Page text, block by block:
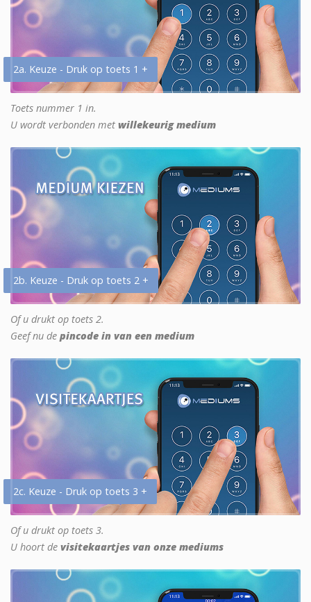
2a. Keuze - Druk op toets 1 +
Toets nummer 1 in.
U wordt verbonden met willekeurig medium
2b. Keuze - Druk op toets 2 +
Of u drukt op toets 2.
Geef nu de pincode in van een medium
2c. Keuze - Druk op toets 3 +
Of u drukt op toets 3.
U hoort de visitekaartjes van onze mediums